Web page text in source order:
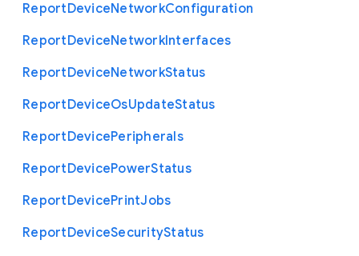
ReportDeviceNetworkConfiguration
ReportDeviceNetworkInterfaces
ReportDeviceNetworkStatus
ReportDeviceOsUpdateStatus
ReportDevicePeripherals
ReportDevicePowerStatus
ReportDevicePrintJobs
ReportDeviceSecurityStatus